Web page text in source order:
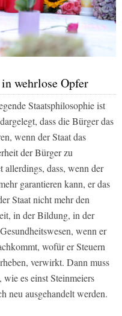
wehrlose Opfer
Staatsphilosophie ist
dass die Bürger das
wenn der Staat das
der Bürger zu
allerdings, dass, wenn der
garantieren kann, er das
Staat nicht mehr den
in der Bildung, in der
wenn er
wofür er Steuern
verwirkt. Dann muss
es einst Steinmeiers
neu ausgehandelt werden.